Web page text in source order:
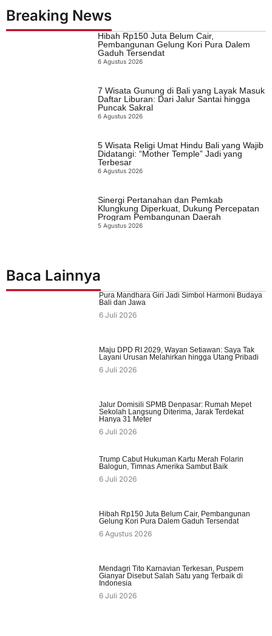
Breaking News
Hibah Rp150 Juta Belum Cair,
Pembangunan Gelung Kori Pura Dalem
Gaduh Tersendat
6 Agustus 2026
7 Wisata Gunung di Bali yang Layak Masuk
Daftar Liburan: Dari Jalur Santai hingga
Puncak Sakral
6 Agustus 2026
5 Wisata Religi Umat Hindu Bali yang Wajib
Didatangi: “Mother Temple” Jadi yang
Terbesar
6 Agustus 2026
Sinergi Pertanahan dan Pemkab
Klungkung Diperkuat, Dukung Percepatan
Program Pembangunan Daerah
5 Agustus 2026
Baca Lainnya
Pura Mandhara Giri Jadi Simbol Harmoni Budaya
Bali dan Jawa
6 Juli 2026
Maju DPD RI 2029, Wayan Setiawan: Saya Tak
Layani Urusan Melahirkan hingga Utang Pribadi
6 Juli 2026
Jalur Domisili SPMB Denpasar: Rumah Mepet
Sekolah Langsung Diterima, Jarak Terdekat
Hanya 31 Meter
6 Juli 2026
Trump Cabut Hukuman Kartu Merah Folarin
Balogun, Timnas Amerika Sambut Baik
6 Juli 2026
Hibah Rp150 Juta Belum Cair, Pembangunan
Gelung Kori Pura Dalem Gaduh Tersendat
6 Agustus 2026
Mendagri Tito Karnavian Terkesan, Puspem
Gianyar Disebut Salah Satu yang Terbaik di
Indonesia
6 Juli 2026